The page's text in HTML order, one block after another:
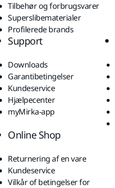
Tilbehør og forbrugsvarer
Superslibematerialer
Profilerede brands
Support
Downloads
Garantibetingelser
Kundeservice
Hjælpecenter
myMirka-app
Online Shop
Returnering af en vare
Kundeservice
Vilkår of betingelser for